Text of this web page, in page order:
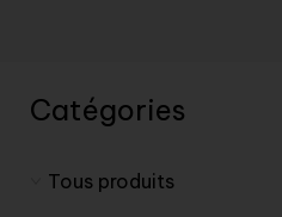
Catégories
Tous produits